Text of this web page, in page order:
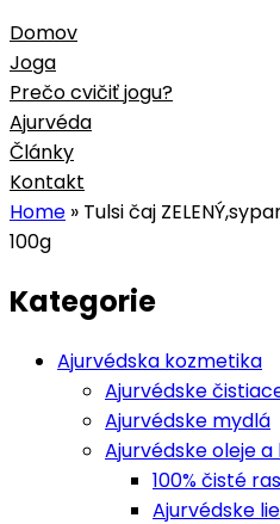
Domov
Joga
Prečo cvičiť jogu?
Ajurvéda
Články
Kontakt
Home » Tulsi čaj
100g
Kategorie
Ajurvédska kozmetika
Ajurvédske
Ajurvédske mydlá
Ajurvédske oleje
100% čisté
Ajurvédske